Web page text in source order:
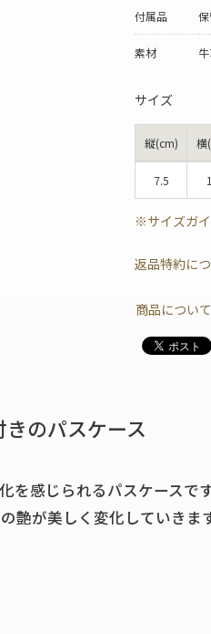
付属品
素材
サイズ
縦(cm) 横
7.5
※サイズガ
返品特約に
商品につい
のパスケース
感じられるパスケースです
艶が美しく変化していきます